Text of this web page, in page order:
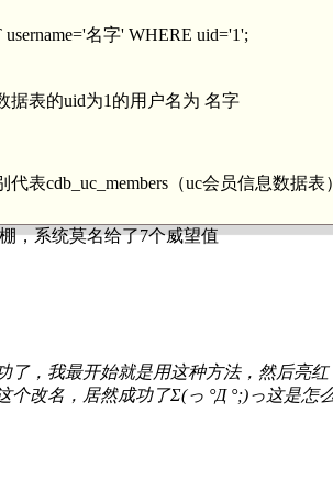
名字' WHERE uid='1';
据表的uid为1的用户名为 名字
表cdb_uc_members（uc会员信息数据
，系统莫名给了7个威望值
了，我最开始就是用这种方法，然后亮
个改名，居然成功了Σ(っ °Д °;)っ这是怎